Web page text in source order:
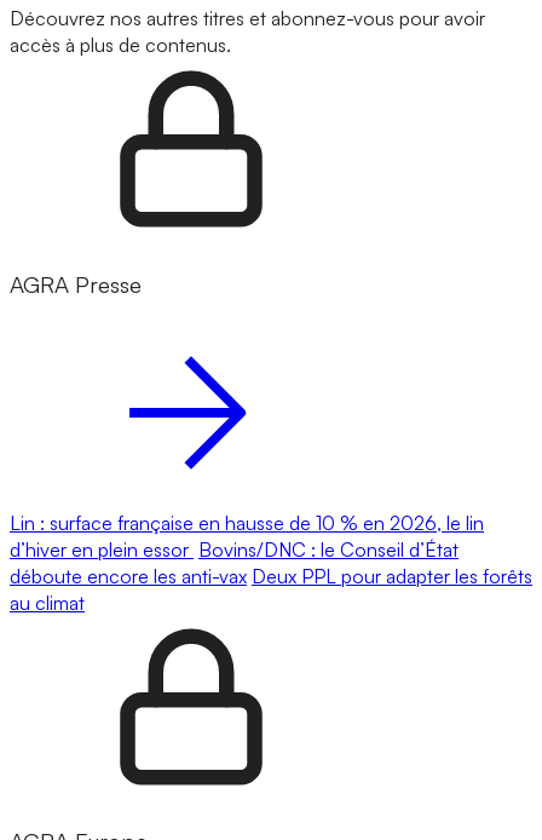
Découvrez nos autres titres et abonnez-vous pour avoir
accès à plus de contenus.
AGRA Presse
Lin : surface française en hausse de 10 % en 2026, le lin
d’hiver en plein essor Bovins/DNC : le Conseil d’État
déboute encore les anti-vax Deux PPL pour adapter les forêts
au climat